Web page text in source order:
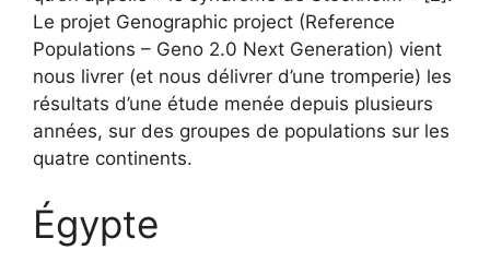
Le projet Genographic project (Reference
Populations – Geno 2.0 Next Generation) vient
nous livrer (et nous délivrer d’une tromperie) les
résultats d’une étude menée depuis plusieurs
années, sur des groupes de populations sur les
quatre continents.
Égypte